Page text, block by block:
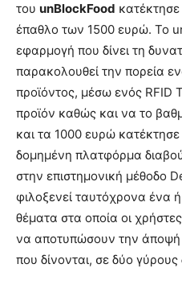
του unBlockFood
έπαθλο των 1500 ευρώ. Το
εφαρμογή που δίνει τη
παρακολουθεί την πορεία
προϊόντος, μέσω ενός RFID
προϊόν καθώς και να το
και τα 1000 ευρώ
δομημένη πλατφόρμα
στην επιστημονική μέθοδο
φιλοξενεί ταυτόχρονα ένα
θέματα στα οποία οι
να αποτυπώσουν την άποψή
που δίνονται, σε δύο